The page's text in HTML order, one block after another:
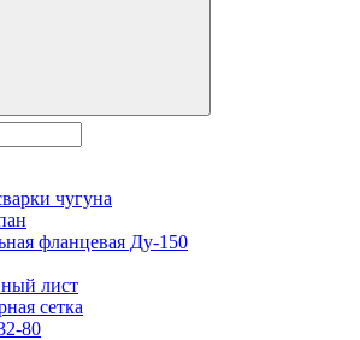
чугуна
фланцевая Ду-150
лист
сетка
80